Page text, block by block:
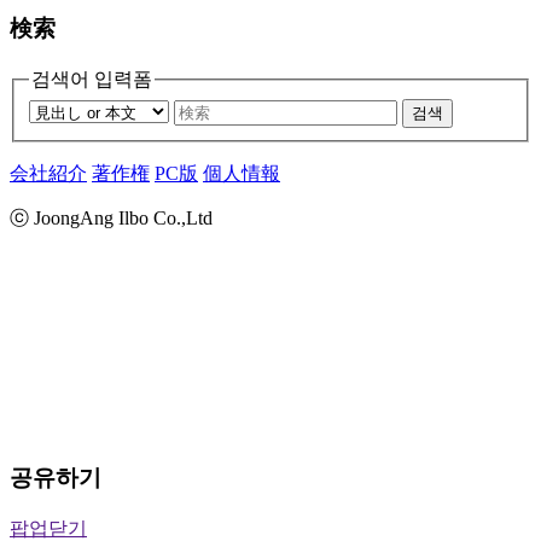
検索
검색어 입력폼
검색
会社紹介 著作権 PC版 個人情報
ⓒ JoongAng Ilbo Co.,Ltd
공유하기
팝업닫기